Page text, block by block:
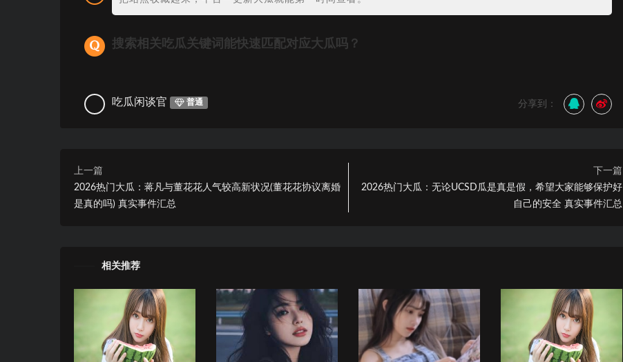
搜索相关吃瓜关键词能快速匹配对应大瓜吗？
吃瓜闲谈官 普通 分享到：
上一篇
2026热门大瓜：蒋凡与董花花人气较高新状况(董花花协议离婚
是真的吗) 真实事件汇总
下一篇
2026热门大瓜：无论UCSD瓜是真是假，希望大家能够保护好
自己的安全 真实事件汇总
相关推荐